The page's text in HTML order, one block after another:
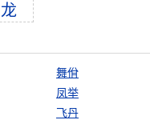
龙
舞佾
凤举
飞丹